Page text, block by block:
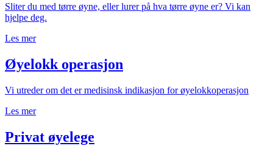
Sliter du med tørre øyne, eller lurer på hva tørre øyne er? Vi kan
hjelpe deg.
Les mer
Øyelokk operasjon
Vi utreder om det er medisinsk indikasjon for øyelokkoperasjon
Les mer
Privat øyelege